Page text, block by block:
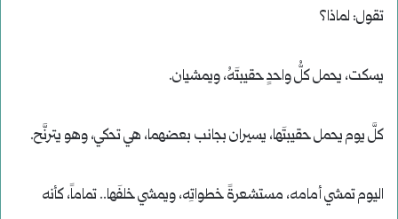
تقول: لماذا؟
يسكت، يحمل كلُّ واحدٍ حقيبتَهُ، ويمشيان.
كلَّ يوم يحمل حقيبتَها، يسيران بجانب بعضهما، هي تحكي، وهو يترنَّح.
اليوم تمشي أمامه، مستشعرةً خطواتِه، ويمشي خلفَها.. تماماً، كأنه